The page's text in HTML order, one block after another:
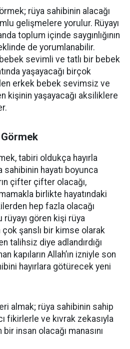
rüya sahibinin alacağı
gelişmelere yorulur. Rüyayı
toplum içinde saygınlığının
de yorumlanabilir.
sevimli ve tatlı bir bebek
yaşayacağı birçok
erkek bebek sevimsiz ve
kişinin yaşayacağı aksiliklere
tabiri oldukça hayırla
sahibinin hayatı boyunca
çifter çifter olacağı,
birlikte hayatındaki
hep fazla olacağı
rüyayı gören kişi rüya
çok şanslı bir kimse olarak
talihsiz diye adlandırdığı
kapıların Allah’ın izniyle son
hayırlara götürecek yeni
almak; rüya sahibinin sahip
fikirlerle ve kıvrak zekasıyla
insan olacağı manasını